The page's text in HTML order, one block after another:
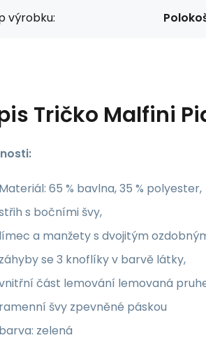
výrobku:
Tričko Malfini
Materiál: 65 % bavlna, 35 % polyester,
s bočními švy,
límec a manžety s dvojitým
záhyby se 3 knoflíky v barvě látky,
část lemování lemovaná
ramenní švy zpevněné páskou
barva: zelená